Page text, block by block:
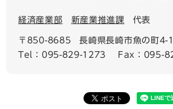
経済産業部 新産業推進課 代表
〒850-8685
長崎県長崎市魚の町4-
Tel：095-829-1273
Fax：095-